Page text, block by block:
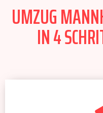
UMZUG
IN 4